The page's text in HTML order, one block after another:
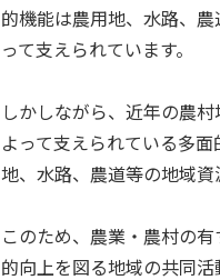
的機能は農用地、水路、
って支えられています。
しかしながら、近年の農
よって支えられている多
地、水路、農道等の地域資
このため、農業・農村の
的向上を図る地域の共同活